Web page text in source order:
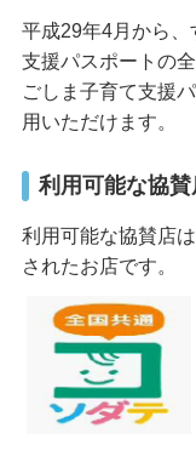
平成29年4月から、
支援パスポートの
ごしま子育て支援
用いただけます。
利用可能な協賛
利用可能な協賛店
されたお店です。